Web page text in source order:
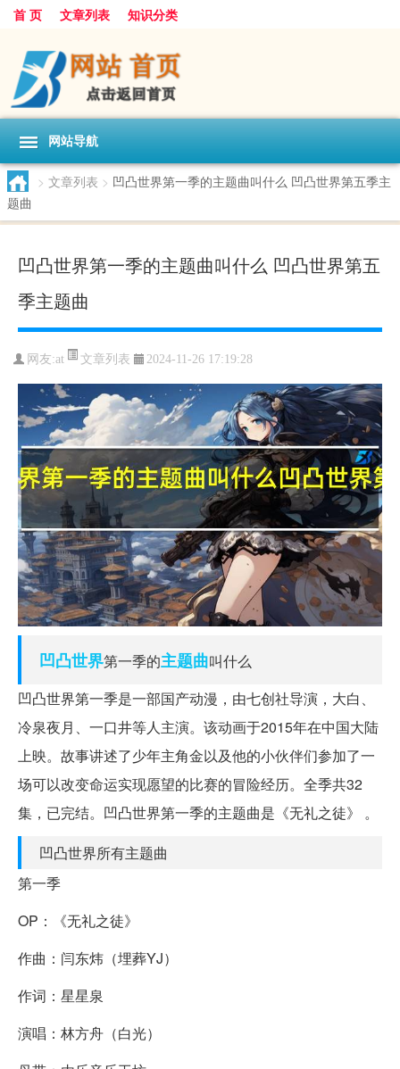
首 页 文章列表 知识分类
网站导航
> 文章列表 > 凹凸世界第一季的主题曲叫什么 凹凸世界第五季主
题曲
凹凸世界第一季的主题曲叫什么 凹凸世界第五
季主题曲
网友:at 文章列表 2024-11-26 17:19:28
凹凸世界第一季的主题曲叫什么
凹凸世界第一季是一部国产动漫，由七创社导演，大白、
冷泉夜月、一口井等人主演。该动画于2015年在中国大陆
上映。故事讲述了少年主角金以及他的小伙伴们参加了一
场可以改变命运实现愿望的比赛的冒险经历。全季共32
集，已完结。凹凸世界第一季的主题曲是《无礼之徒》 。
凹凸世界所有主题曲
第一季
OP：《无礼之徒》
作曲：闫东炜（埋葬YJ）
作词：星星泉
演唱：林方舟（白光）